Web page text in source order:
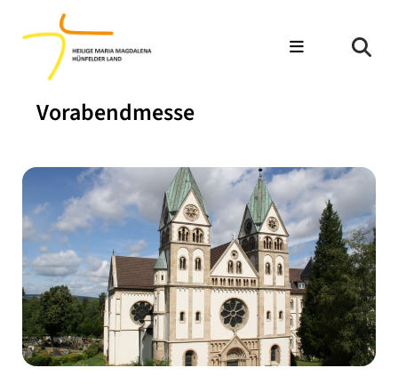
Vorabendmesse